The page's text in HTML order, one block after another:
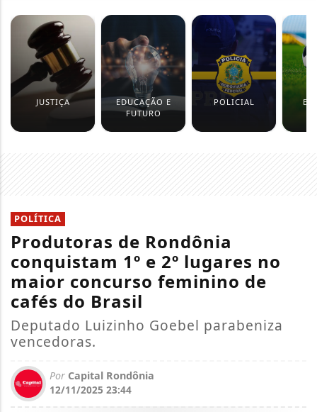
JUSTIÇA
EDUCAÇÃO E
FUTURO
POLICIAL
POLÍTICA
Produtoras de Rondônia
conquistam 1º e 2º lugares no
maior concurso feminino de
cafés do Brasil
Deputado Luizinho Goebel parabeniza
vencedoras.
Por Capital Rondônia
12/11/2025 23:44